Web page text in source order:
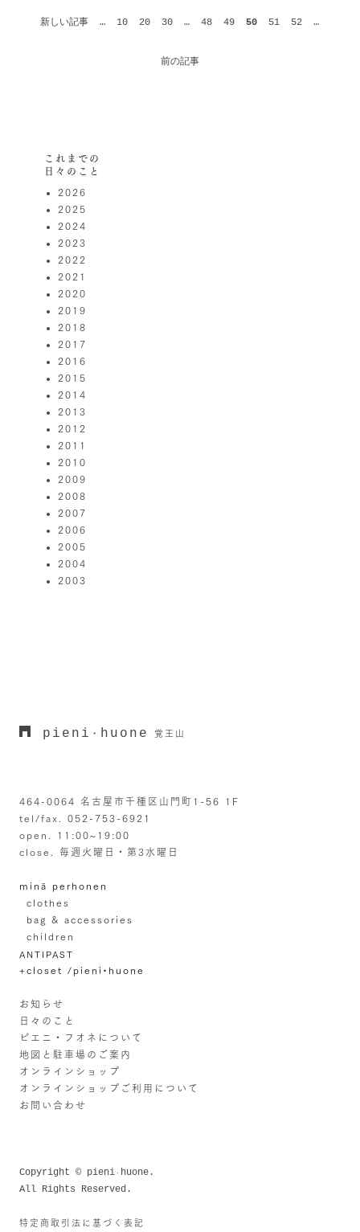
新しい記事 … 10 20 30 … 48 49 50 51 52 …
前の記事
これまでの
日々のこと
2026
2025
2024
2023
2022
2021
2020
2019
2018
2017
2016
2015
2014
2013
2012
2011
2010
2009
2008
2007
2006
2005
2004
2003
pieni ・ huone 覚王山
464-0064 名古屋市千種区山門町1-56 1F
tel/fax. 052-753-6921
open. 11:00~19:00
close. 毎週火曜日・第3水曜日
minä perhonen
clothes
bag & accessories
children
ANTIPAST
+closet /pieni•huone
お知らせ
日々のこと
ピエニ・フオネについて
地図と駐車場のご案内
オンラインショップ
オンラインショップご利用について
お問い合わせ
Copyright © pieni ・ huone.
All Rights Reserved.
特定商取引法に基づく表記